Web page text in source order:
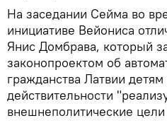
На заседании Сейма во
инициативе Вейониса
Янис Домбрава, который
законопроектом об
гражданства Латвии
действительности
внешнеполитические